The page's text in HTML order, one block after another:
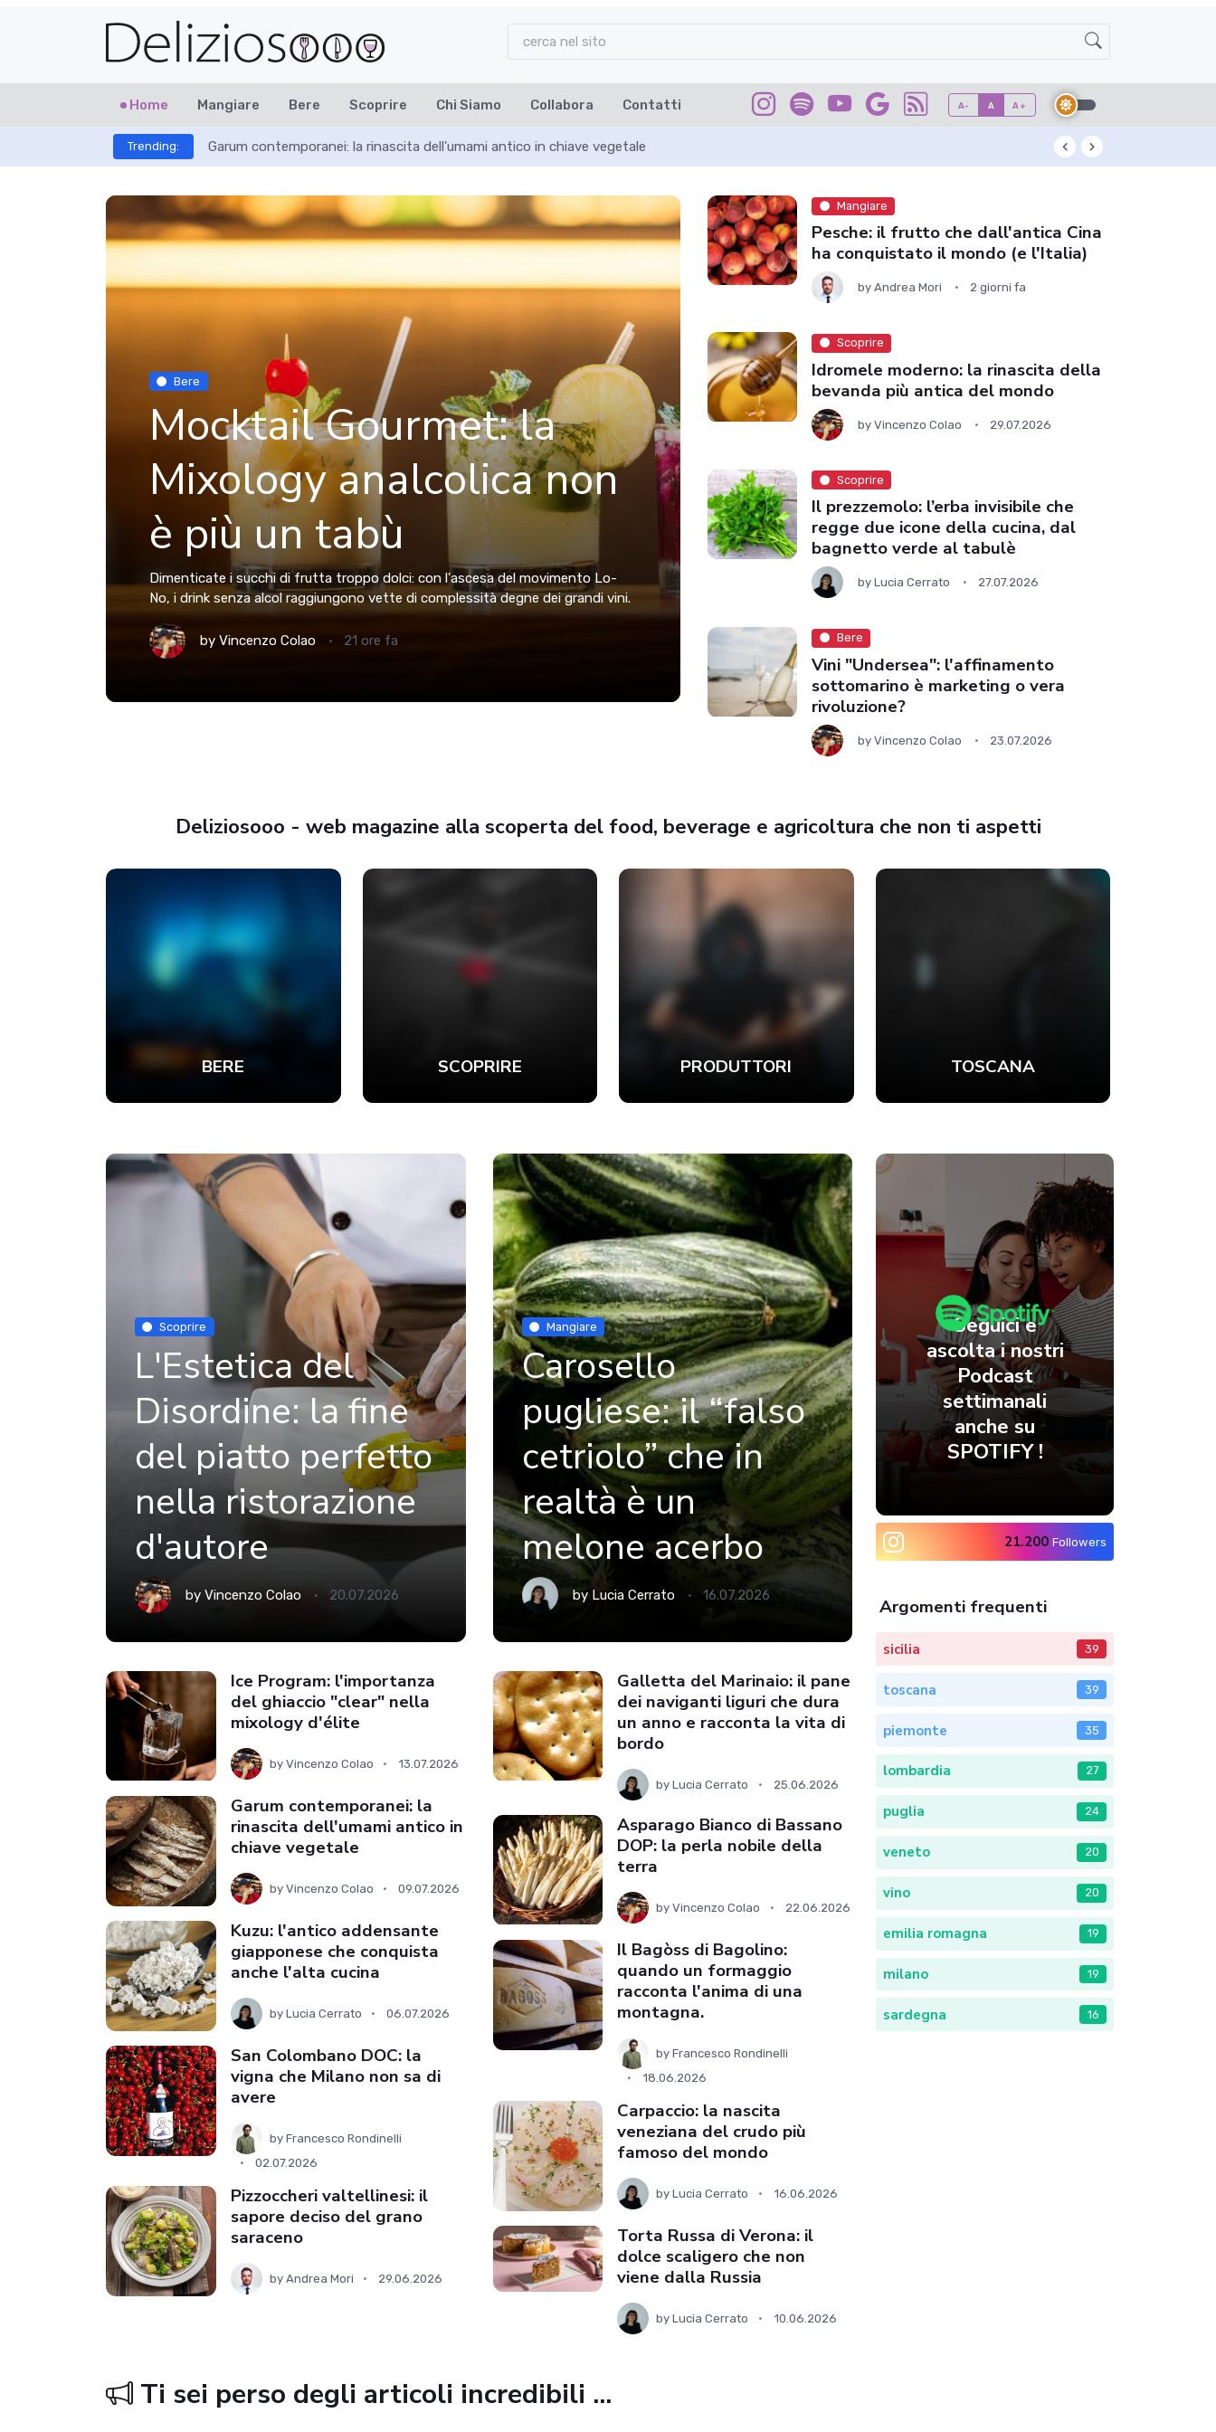
Home Mangiare Bere Scoprire Chi Siamo Collabora Contatti A- A A+
Trending: Garum contemporanei: la rinascita dell'umami antico in chiave vegetale
Bere
Mocktail Gourmet: la
Mixology analcolica non
è più un tabù
Dimenticate i succhi di frutta troppo dolci: con l'ascesa del movimento Lo-
No, i drink senza alcol raggiungono vette di complessità degne dei grandi vini.
by Vincenzo Colao 21 ore fa
Mangiare
Pesche: il frutto che dall'antica Cina
ha conquistato il mondo (e l'Italia)
byAndrea Mori 2 giorni fa
Scoprire
Idromele moderno: la rinascita della
bevanda più antica del mondo
byVincenzo Colao 29.07.2026
Scoprire
Il prezzemolo: l’erba invisibile che
regge due icone della cucina, dal
bagnetto verde al tabulè
byLucia Cerrato 27.07.2026
Bere
Vini "Undersea": l'affinamento
sottomarino è marketing o vera
rivoluzione?
byVincenzo Colao 23.07.2026
Deliziosooo - web magazine alla scoperta del food, beverage e agricoltura che non ti aspetti
BERE SCOPRIRE PRODUTTORI TOSCANA
Scoprire
L'Estetica del
Disordine: la fine
del piatto perfetto
nella ristorazione
d'autore
by Vincenzo Colao 20.07.2026
Mangiare
Carosello
pugliese: il “falso
cetriolo” che in
realtà è un
melone acerbo
by Lucia Cerrato 16.07.2026
Ice Program: l'importanza
del ghiaccio "clear" nella
mixology d'élite
by Vincenzo Colao 13.07.2026
Garum contemporanei: la
rinascita dell'umami antico in
chiave vegetale
by Vincenzo Colao 09.07.2026
Kuzu: l'antico addensante
giapponese che conquista
anche l'alta cucina
by Lucia Cerrato 06.07.2026
San Colombano DOC: la
vigna che Milano non sa di
avere
by Francesco Rondinelli
02.07.2026
Pizzoccheri valtellinesi: il
sapore deciso del grano
saraceno
by Andrea Mori 29.06.2026
Galletta del Marinaio: il pane
dei naviganti liguri che dura
un anno e racconta la vita di
bordo
byLucia Cerrato 25.06.2026
Asparago Bianco di Bassano
DOP: la perla nobile della
terra
byVincenzo Colao 22.06.2026
Il Bagòss di Bagolino:
quando un formaggio
racconta l'anima di una
montagna.
byFrancesco Rondinelli
18.06.2026
Carpaccio: la nascita
veneziana del crudo più
famoso del mondo
byLucia Cerrato 16.06.2026
Torta Russa di Verona: il
dolce scaligero che non
viene dalla Russia
byLucia Cerrato 10.06.2026
Ti sei perso degli articoli incredibili ...
Seguici e
ascolta i nostri
Podcast
settimanali
anche su
SPOTIFY !
21.200 Followers
Argomenti frequenti
sicilia 39
toscana 39
piemonte 35
lombardia 27
puglia 24
veneto 20
vino 20
emilia romagna 19
milano 19
sardegna 16